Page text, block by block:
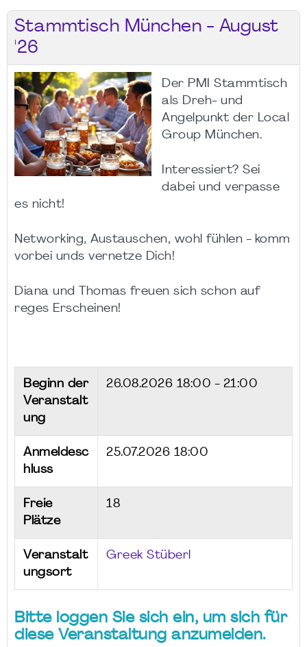
Stammtisch München - August
'26
Der PMI Stammtisch
als Dreh- und
Angelpunkt der Local
Group München.
Interessiert? Sei
dabei und verpasse
es nicht!
Networking, Austauschen, wohl fühlen - komm
vorbei unds vernetze Dich!
Diana und Thomas freuen sich schon auf
reges Erscheinen!
Beginn der
Veranstalt
ung
26.08.2026 18:00 - 21:00
Anmeldesc
hluss
25.07.2026 18:00
Freie
Plätze
18
Veranstalt
ungsort
Greek Stüberl
Bitte loggen Sie sich ein, um sich für
diese Veranstaltung anzumelden.